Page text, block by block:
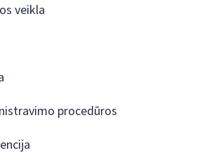
veikla
procedūros